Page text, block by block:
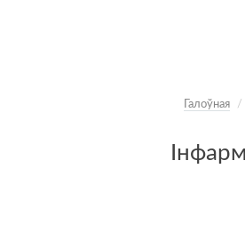
Галоўная